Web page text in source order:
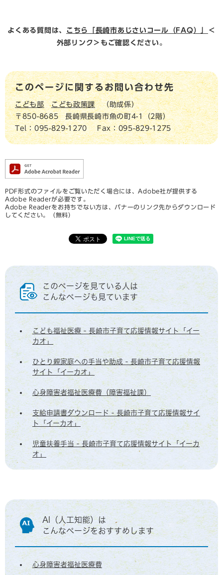
よくある質問は、 こちら「長崎市あじさいコール（FAQ）」
＜
外部リンク＞ もご確認ください。
このページに関するお問い合わせ先
こども部 こども政策課
助成係
〒850-8685
長崎県長崎市魚の町4-1（2階）
Tel：095-829-1270
Fax：095-829-1275
PDF形式のファイルをご覧いただく場合には、Adobe社が提供する
Adobe Readerが必要です。
Adobe Readerをお持ちでない方は、バナーのリンク先からダウンロード
してください。（無料）
このページを見ている人は
こんなページも見ています
こども福祉医療 - 長崎市子育て応援情報サイト「イー
カオ」
ひとり親家庭への手当や助成 - 長崎市子育て応援情報
サイト「イーカオ」
心身障害者福祉医療費（障害福祉課）
支給申請書ダウンロード - 長崎市子育て応援情報サイ
ト「イーカオ」
児童扶養手当 - 長崎市子育て応援情報サイト「イーカ
オ」
AI（人工知能）は
こんなページをおすすめします
心身障害者福祉医療費